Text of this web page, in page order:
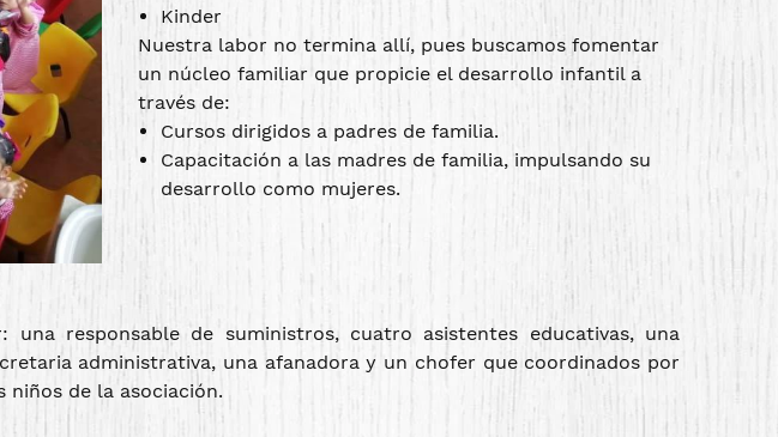
Kinder
Nuestra labor no termina allí, pues buscamos fomentar
un núcleo familiar que propicie el desarrollo infantil a
través de:
Cursos dirigidos a padres de familia.
Capacitación a las madres de familia, impulsando su
desarrollo como mujeres.
responsable de suministros, cuatro asistentes educativas, una
administrativa, una afanadora y un chofer que coordinados por
de la asociación.